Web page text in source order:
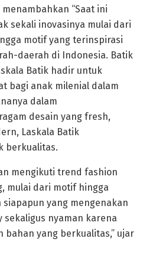
“Saat ini
sekali inovasinya mulai dari
motif yang terinspirasi
daerah di Indonesia. Batik
Batik hadir untuk
bagi anak milenial dalam
dalam
desain yang fresh,
Laskala Batik
berkualitas.
mengikuti trend fashion
mulai dari motif hingga
yang mengenakan
nyaman karena
bahan yang berkualitas,” ujar